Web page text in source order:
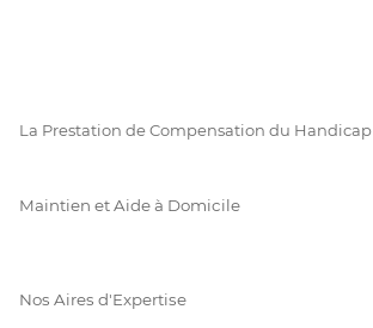
La Prestation de Compensation du Handicap
Maintien et Aide à Domicile
Nos Aires d'Expertise